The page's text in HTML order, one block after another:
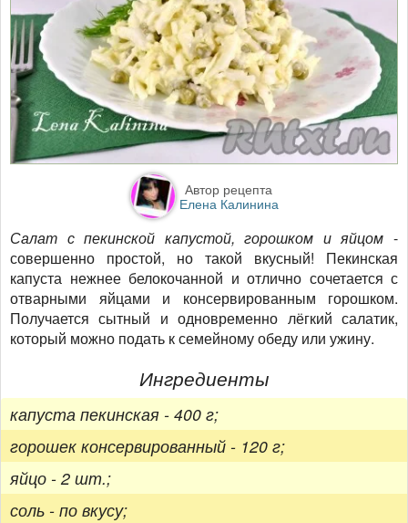
Автор рецепта
Елена Калинина
Салат с пекинской капустой, горошком и яйцом -
совершенно простой, но такой вкусный! Пекинская
капуста нежнее белокочанной и отлично сочетается с
отварными яйцами и консервированным горошком.
Получается сытный и одновременно лёгкий салатик,
который можно подать к семейному обеду или ужину.
Ингредиенты
капуста пекинская - 400 г;
горошек консервированный - 120 г;
яйцо - 2 шт.;
соль - по вкусу;